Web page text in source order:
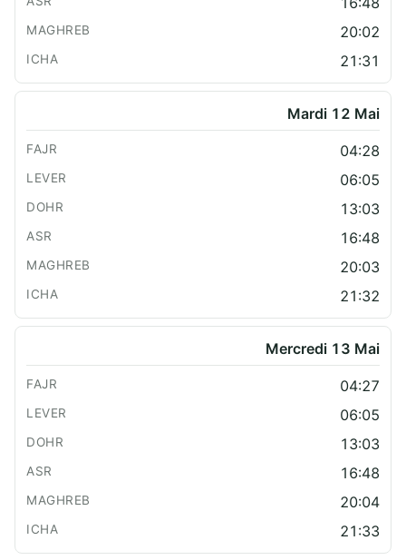
20:02
21:31
Mardi 12 Mai
04:28
06:05
13:03
16:48
20:03
21:32
Mercredi 13 Mai
04:27
06:05
13:03
16:48
20:04
21:33